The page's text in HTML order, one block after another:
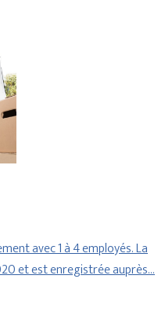
avec 1 à 4 employés. La
et est enregistrée auprès…